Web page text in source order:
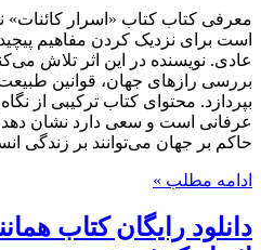
معرفی کتاب کتاب «اسرار کائنات»
است برای نزدیک کردن مفاهیم
عادی. نویسنده در این اثر تلاش
بررسی رازهای جهان، قوانین
بپردازد. محتوای کتاب ترکیبی از
عرفانی است و سعی دارد نشان دهد
حاکم بر جهان می‌توانند بر زندگی
ادامه مطلب »
دانلود رایگان کتاب